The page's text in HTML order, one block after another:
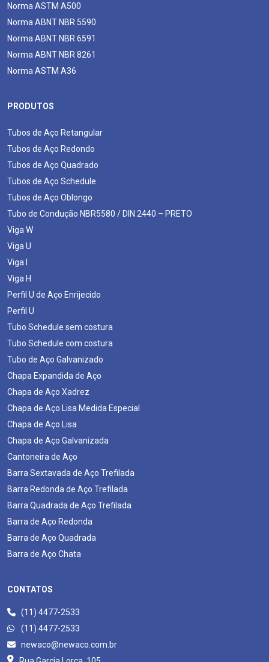
Norma ASTM A500
Norma ABNT NBR 5590
Norma ABNT NBR 6591
Norma ABNT NBR 8261
Norma ASTM A36
PRODUTOS
Tubos de Aço Retangular
Tubos de Aço Redondo
Tubos de Aço Quadrado
Tubos de Aço Schedule
Tubos de Aço Oblongo
Tubo de Condução NBR5580 / DIN 2440 – PRETO
Viga W
Viga U
Viga I
Viga H
Perfil U de Aço Enrijecido
Perfil U
Tubo Schedule sem costura
Tubo Schedule com costura
Tubo de Aço Galvanizado
Chapa Expandida de Aço
Chapa de Aço Xadrez
Chapa de Aço Lisa Medida Especial
Chapa de Aço Lisa
Chapa de Aço Galvanizada
Cantoneira de Aço
Barra Sextavada de Aço Trefilada
Barra Redonda de Aço Trefilada
Barra Quadrada de Aço Trefilada
Barra de Aço Redonda
Barra de Aço Quadrada
Barra de Aço Chata
CONTATOS
(11) 4477-2533
(11) 4477-2533
newaco@newaco.com.br